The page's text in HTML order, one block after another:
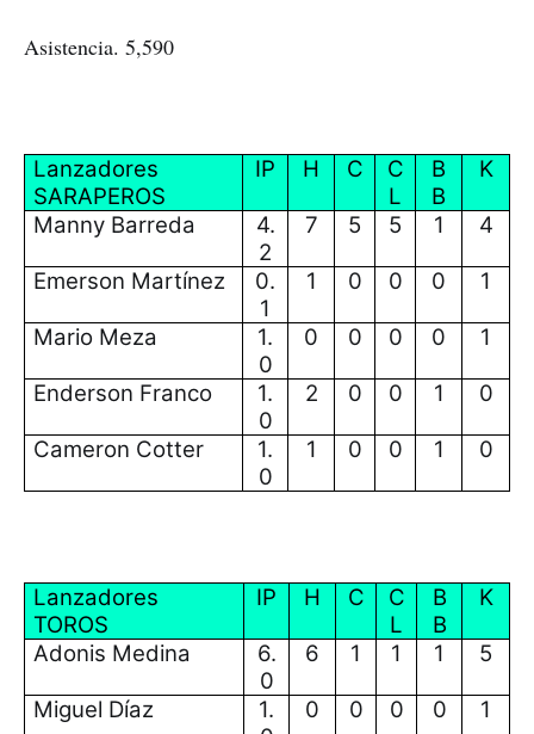
Asistencia. 5,590
Lanzadores
SARAPEROS
IP H C
C
L
B
B
K
Manny Barreda
4.
2
7 5 5 1 4
Emerson Martínez
0.
1
1 0 0 0 1
Mario Meza
1.
0
0 0 0 0 1
Enderson Franco
1.
0
2 0 0 1 0
Cameron Cotter
1.
0
1 0 0 1 0
Lanzadores
TOROS
IP H C
C
L
B
B
K
Adonis Medina
6.
0
6 1 1 1 5
Miguel Díaz
1.
0 0 0 0 1